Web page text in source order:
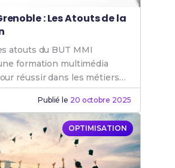
: Les Atouts de la
atouts du BUT MMI
formation multimédia
réussir dans les métiers
et du digital. Rejoins le BUT
Publié le 20 octobre 2025
OPTIMISATION